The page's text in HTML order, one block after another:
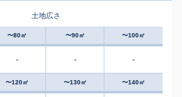
土地広さ
〜80㎡ 〜90㎡ 〜100㎡
- - -
〜120㎡ 〜130㎡ 〜140㎡